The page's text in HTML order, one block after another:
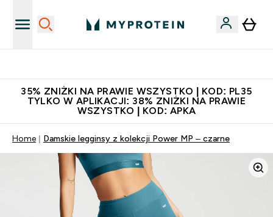
35% ZNIŻKI NA PRAWIE WSZYSTKO | KOD: PL35
TYLKO W APLIKACJI: 38% ZNIŻKI NA PRAWIE
WSZYSTKO | KOD: APKA
Home Damskie legginsy z kolekcji Power MP – czarne